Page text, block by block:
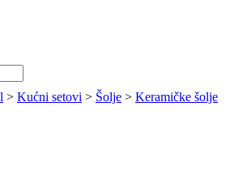
> Kućni setovi > Šolje > Keramičke šolje